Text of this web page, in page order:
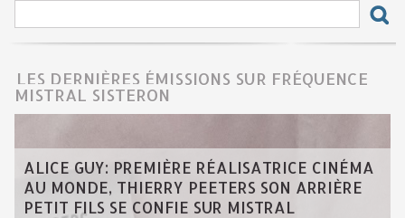
LES DERNIÈRES ÉMISSIONS SUR FRÉQUENCE
MISTRAL SISTERON
ALICE GUY: PREMIÈRE RÉALISATRICE CINÉMA
AU MONDE, THIERRY PEETERS SON ARRIÈRE
PETIT FILS SE CONFIE SUR MISTRAL